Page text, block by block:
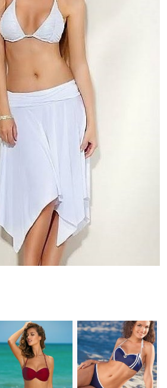
Раздельный
купальник-бандо
цвета бордо
Синий купальник